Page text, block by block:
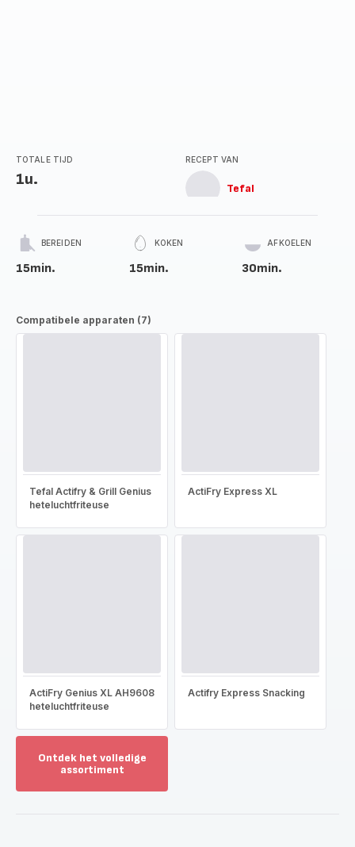
TOTALE TIJD
1u.
RECEPT VAN
Tefal
BEREIDEN
15min.
KOKEN
15min.
AFKOELEN
30min.
Compatibele apparaten (7)
Tefal Actifry & Grill Genius
heteluchtfriteuse
ActiFry Express XL
ActiFry Genius XL AH9608
heteluchtfriteuse
Actifry Express Snacking
Ontdek het volledige
assortiment